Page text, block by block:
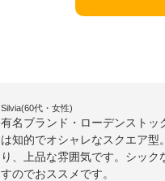
Silvia(60代・女性)
有名ブランド・ローデンスト
は知的でオシャレなスクエア
り、上品な雰囲気です。シッ
すのでおススメです。